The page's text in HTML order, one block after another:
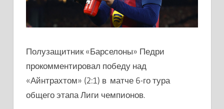
Полузащитник «Барселоны» Педри
прокомментировал победу над
«Айнтрахтом» (2:1) в матче 6-го тура
общего этапа Лиги чемпионов.